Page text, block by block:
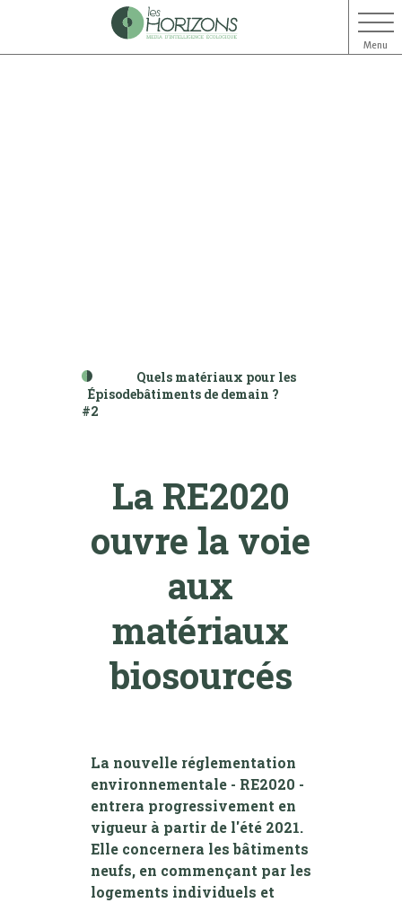
Menu
Épisode
#2
Quels matériaux pour les
bâtiments de demain ?
La RE2020
ouvre la voie
aux
matériaux
biosourcés
La nouvelle réglementation
environnementale - RE2020 -
entrera progressivement en
vigueur à partir de l'été 2021.
Elle concernera les bâtiments
neufs, en commençant par les
logements individuels et